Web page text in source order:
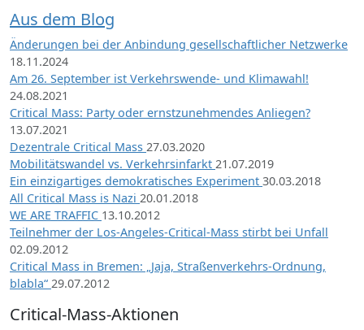
Aus dem Blog
Änderungen bei der Anbindung gesellschaftlicher Netzwerke
18.11.2024
Am 26. September ist Verkehrswende- und Klimawahl!
24.08.2021
Critical Mass: Party oder ernstzunehmendes Anliegen?
13.07.2021
Dezentrale Critical Mass 27.03.2020
Mobilitätswandel vs. Verkehrsinfarkt 21.07.2019
Ein einzigartiges demokratisches Experiment 30.03.2018
All Critical Mass is Nazi 20.01.2018
WE ARE TRAFFIC 13.10.2012
Teilnehmer der Los-Angeles-Critical-Mass stirbt bei Unfall
02.09.2012
Critical Mass in Bremen: „Jaja, Straßenverkehrs-Ordnung,
blabla“ 29.07.2012
Critical-Mass-Aktionen